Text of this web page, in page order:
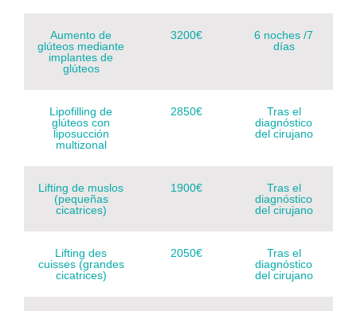
Aumento de
glúteos mediante
implantes de
glúteos
3200€
6 noches /7
días
Lipofilling de
glúteos con
liposucción
multizonal
2850€
Tras el
diagnóstico
del cirujano
Lifting de muslos
(pequeñas
cicatrices)
1900€
Tras el
diagnóstico
del cirujano
Lifting des
cuisses (grandes
cicatrices)
2050€
Tras el
diagnóstico
del cirujano